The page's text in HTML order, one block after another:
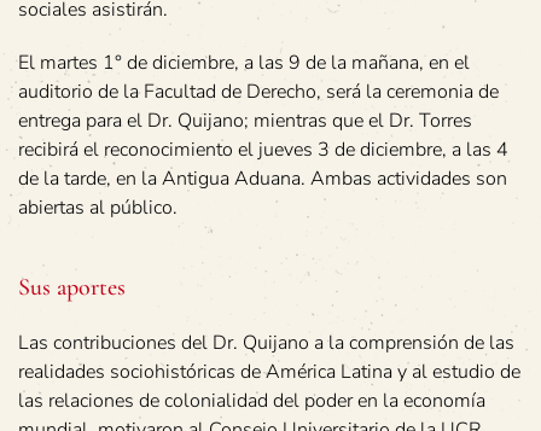
sociales asistirán.
El martes 1° de diciembre, a las 9 de la mañana, en el
auditorio de la Facultad de Derecho, será la ceremonia de
entrega para el Dr. Quijano; mientras que el Dr. Torres
recibirá el reconocimiento el jueves 3 de diciembre, a las 4
de la tarde, en la Antigua Aduana. Ambas actividades son
abiertas al público.
Sus aportes
Las contribuciones del Dr. Quijano a la comprensión de las
realidades sociohistóricas de América Latina y al estudio de
las relaciones de colonialidad del poder en la economía